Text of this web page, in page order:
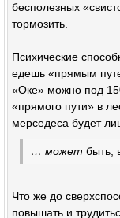
бесполезных
тормозить.
Психические
едешь «прямым
«Оке» можно под
«прямого пути» в
мерседеса будет
… может быть,
Что же до
повышать и